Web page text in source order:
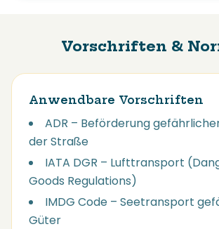
Vorschriften &
Anwendbare Vorschriften
ADR – Beförderung
der Straße
IATA DGR – Lufttransport
Goods Regulations)
IMDG Code – Seetransport
Güter